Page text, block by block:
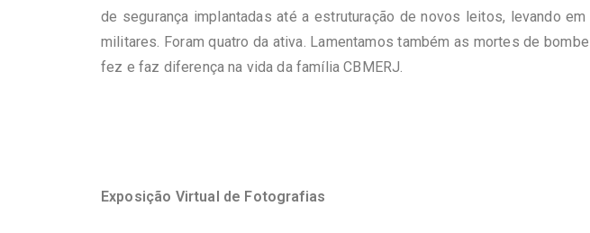
de segurança implantadas até a estruturação de novos leitos, levando
militares. Foram quatro da ativa. Lamentamos também as mortes de
fez e faz diferença na vida da família CBMERJ.
Exposição Virtual de Fotografias